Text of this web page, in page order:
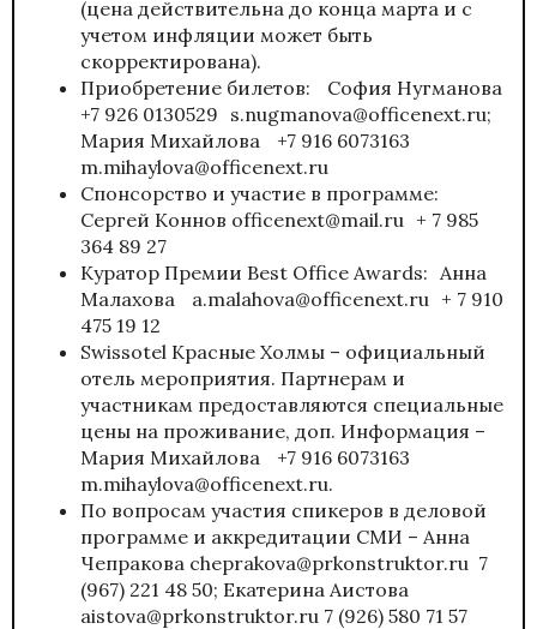
(цена действительна до конца марта и с
учетом инфляции может быть
скорректирована).
Приобретение билетов: София Нугманова
+7 926 0130529 s.nugmanova@officenext.ru;
Мария Михайлова +7 916 6073163
m.mihaylova@officenext.ru
Спонсорство и участие в программе:
Сергей Коннов officenext@mail.ru + 7 985
364 89 27
Куратор Премии Best Office Awards: Анна
Малахова a.malahova@officenext.ru + 7 910
475 19 12
Swissotel Красные Холмы – официальный
отель мероприятия. Партнерам и
участникам предоставляются специальные
цены на проживание, доп. Информация –
Мария Михайлова +7 916 6073163
m.mihaylova@officenext.ru.
По вопросам участия спикеров в деловой
программе и аккредитации СМИ – Анна
Чепракова cheprakova@prkonstruktor.ru 7
(967) 221 48 50; Екатерина Аистова
aistova@prkonstruktor.ru 7 (926) 580 71 57